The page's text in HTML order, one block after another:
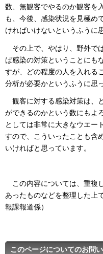
数、無観客でやるのか観客を
も、今後、感染状況を見極め
ければいけないというふうに
その上で、やはり、野外で
ば感染の対策ということにも
すが、どの程度の人を入れる
分析が必要かというふうに思
観客に対する感染対策は、
ができるのかという数にもよ
としては非常に大きなウエー
すので、こういったことも含
いければと思っています。
この内容については、重複
あったものなどを整理した上
報課報道係）
このページについてのお問